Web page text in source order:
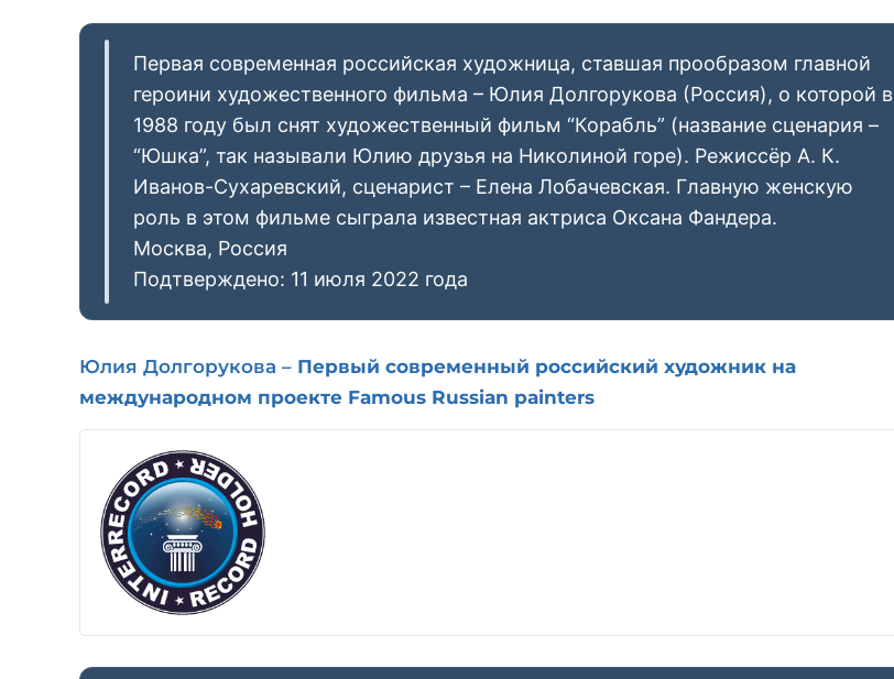
Первая современная российская художница, ставшая прообразом главной
героини художественного фильма – Юлия Долгорукова (Россия), о которой в
1988 году был снят художественный фильм “Корабль” (название сценария –
“Юшка”, так называли Юлию друзья на Николиной горе). Режиссёр А. К.
Иванов-Сухаревский, сценарист – Елена Лобачевская. Главную женскую
роль в этом фильме сыграла известная актриса Оксана Фандера.
Москва, Россия
Подтверждено: 11 июля 2022 года
Юлия Долгорукова – Первый современный российский художник на
международном проекте Famous Russian painters